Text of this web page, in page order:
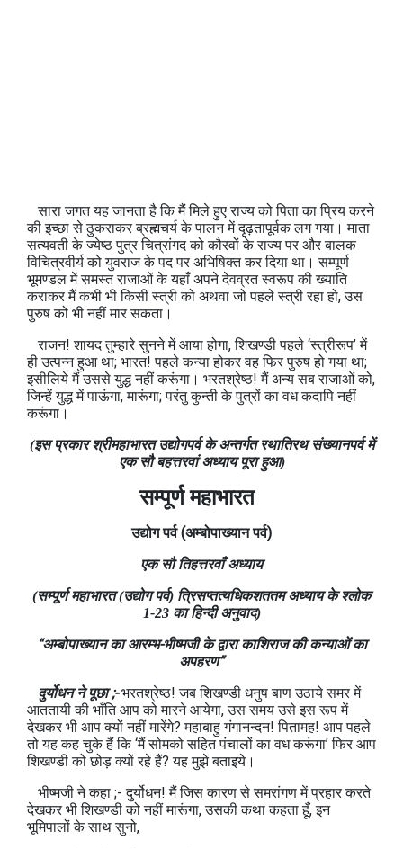
सारा जगत यह जानता है कि मैं मिले हुए राज्य को पिता का प्रिय करने
की इच्छा से ठुकराकर ब्रह्मचर्य के पालन में दृढ़तापूर्वक लग गया। माता
सत्यवती के ज्येष्‍ठ पुत्र चित्रांगद को कौरवों के राज्य पर और बालक
विचित्रवीर्य को युवराज के पद पर अभिषिक्त कर दिया था। सम्पूर्ण
भूमण्‍डल में समस्त राजाओं के यहाँ अपने देवव्रत स्वरूप की ख्‍याति
कराकर मैं कभी भी किसी स्त्री को अथवा जो पहले स्त्री रहा हो, उस
पुरुष को भी नहीं मार सकता।
राजन! शायद तुम्हारे सुनने में आया होगा, शिखण्‍डी पहले ‘स्त्रीरूप’ में
ही उत्पन्न हुआ था; भारत! पहले कन्या होकर वह फिर पुरुष हो गया था;
इसीलिये मैं उससे युद्ध नहीं करूंगा। भरतश्रेष्‍ठ! मैं अन्य सब राजाओं को,
जिन्हें युद्ध में पाऊंगा, मारूंगा; परंतु कुन्ती के पुत्रों का वध कदापि नहीं
करूंगा।
(इस प्रकार श्रीमहाभारत उद्योगपर्व के अन्तर्गत रथातिरथ संख्‍यानपर्व में
एक सौ बहत्तरवां अध्‍याय पूरा हुआ)
सम्पूर्ण महाभारत
उद्योगपर्व(अम्बोपाख्यान पर्व)
एक सौ तिहत्तरवाँ अध्याय
(सम्पूर्ण महाभारत (उद्योग पर्व) त्रिसप्तत्यधिकशततम अध्याय के श्लोक
1-23 का हिन्दी अनुवाद)
“अम्बोपाख्‍यान का आरम्भ-भीष्‍मजी के द्वारा काशिराज की कन्याओं का
अपहरण”
दुर्योधन ने पूछा ;-भरतश्रेष्‍ठ! जब शिखण्‍डी धनुष बाण उठाये समर में
आततायी की भाँति आप को मारने आयेगा, उस समय उसे इस रूप में
देखकर भी आप क्यों नहीं मारेंगे? महाबाहु गंगानन्दन! पितामह! आप पहले
तो यह कह चुके हैं कि ‘मैं सोमको सहित पंचालों का वध करूंगा’ फिर आप
शिखण्‍डी को छोड़ क्यों रहे हैं? यह मुझे बताइये।
भीष्‍मजी ने कहा ;- दुर्योधन! मैं जिस कारण से समरांगण में प्रहार करते
देखकर भी शिखण्‍डी को नहीं मारूंगा, उसकी कथा कहता हूँ, इन
भूमिपालों के साथ सुनो,